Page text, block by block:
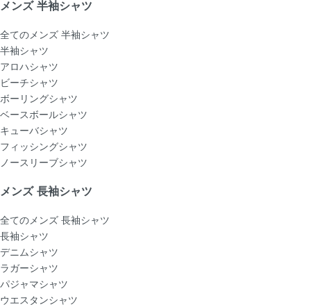
メンズ 半袖シャツ
全てのメンズ 半袖シャツ
半袖シャツ
アロハシャツ
ビーチシャツ
ボーリングシャツ
ベースボールシャツ
キューバシャツ
フィッシングシャツ
ノースリーブシャツ
メンズ 長袖シャツ
全てのメンズ 長袖シャツ
長袖シャツ
デニムシャツ
ラガーシャツ
パジャマシャツ
ウエスタンシャツ